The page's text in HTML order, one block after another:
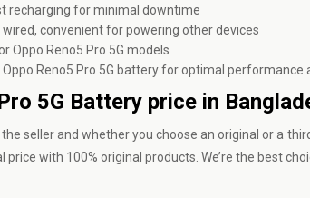
recharging for minimal downtime
wired, convenient for powering other devices
Oppo Reno5 Pro 5G models
Oppo Reno5 Pro 5G battery for optimal performance
5G Battery price in
seller and whether you choose an original or a
price with 100% original products. We’re the best